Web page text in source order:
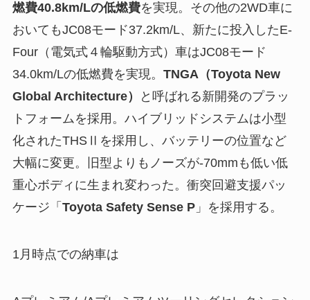
燃費40.8km/Lの低燃費を実現。その他の2WD車に
おいてもJC08モード37.2km/L、新たに投入したE-
Four（電気式４輪駆動方式）車はJC08モード
34.0km/Lの低燃費を実現。 TNGA（Toyota New
Global Architecture）
と呼ばれる新開発のプラッ
トフォームを採用。ハイブリッドシステムは小型
化されたTHSⅡを採用し、バッテリーの位置など
大幅に変更。旧型よりもノーズが-70mmも低い低
重心ボディに生まれ変わった。衝突回避支援パッ
ケージ「 Toyota Safety Sense P」を採用する。
1月時点での納車は